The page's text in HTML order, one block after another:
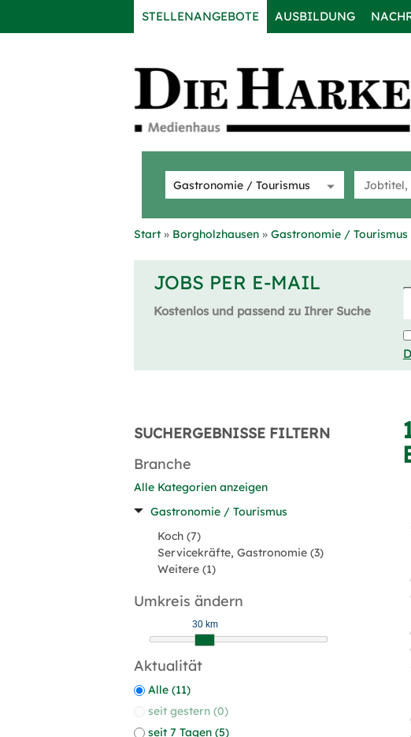
STELLENANGEBOTE AUSBILDUNG
Start Borgholzhausen Gastronomie / Tourismus
JOBS PER E-MAIL
Kostenlos und passend zu Ihrer Suche
SUCHERGEBNISSE FILTERN
Branche
Alle Kategorien anzeigen
Gastronomie / Tourismus
Koch (7)
Servicekräfte, Gastronomie (3)
Weitere (1)
Umkreis ändern
30 km
Aktualität
Alle (11)
seit gestern (0)
seit 7 Tagen (5)